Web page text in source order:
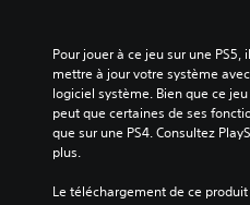
Pour jouer à ce jeu sur une
mettre à jour votre système
logiciel système. Bien que ce
peut que certaines de ses
que sur une PS4. Consultez
plus.
Le téléchargement de ce